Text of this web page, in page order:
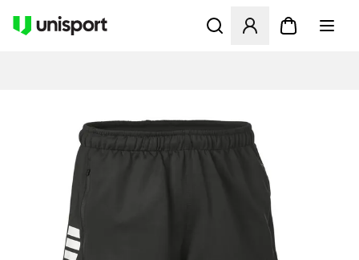
Opent een venster om in